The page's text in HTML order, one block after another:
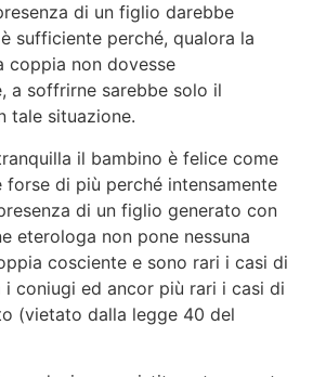
di un figlio darebbe
sufficiente perché, qualora la
coppia non dovesse
a sof­frirne sarebbe solo il
tale situazione.
il bambino è felice come
forse di più perché intensamente
di un figlio generato con
eterologa non pone nessuna
cosciente e sono rari i casi di
i coniugi ed ancor più rari i casi di
(vietato dalla legge 40 del